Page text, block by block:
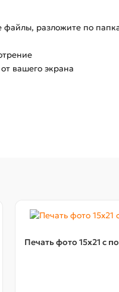
файлы, разложите по
вашего экрана
Печать фото 15х21 с